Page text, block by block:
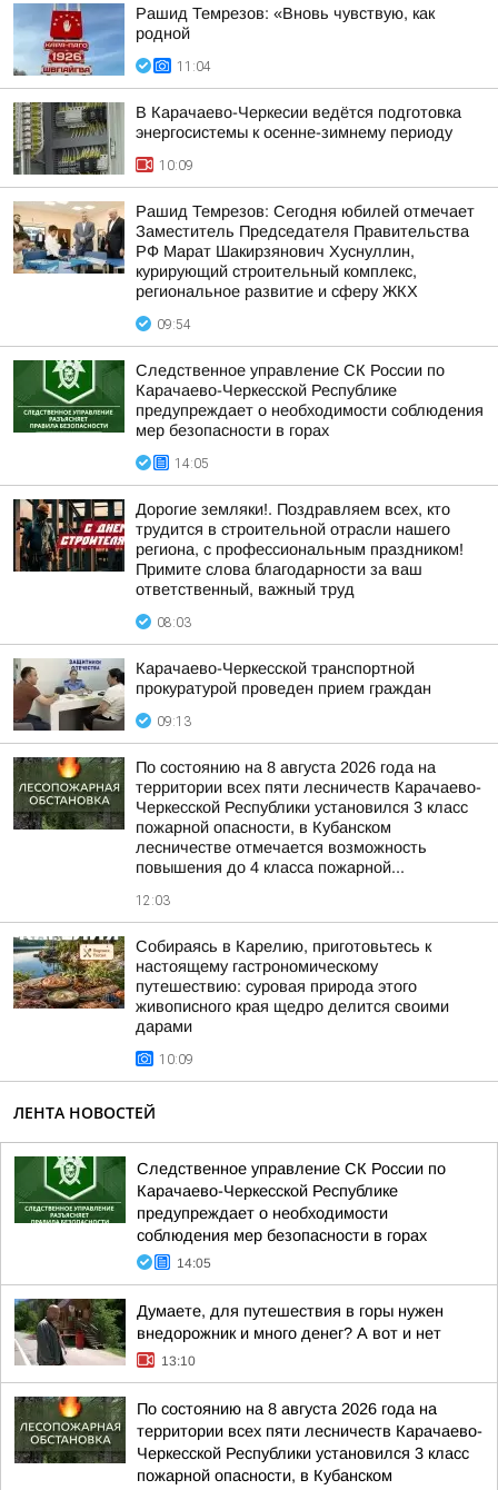
Рашид Темрезов: «Вновь чувствую, как
родной
11:04
В Карачаево-Черкесии ведётся подготовка
энергосистемы к осенне-зимнему периоду
10:09
Рашид Темрезов: Сегодня юбилей отмечает
Заместитель Председателя Правительства
РФ Марат Шакирзянович Хуснуллин,
курирующий строительный комплекс,
региональное развитие и сферу ЖКХ
09:54
Следственное управление СК России по
Карачаево-Черкесской Республике
предупреждает о необходимости соблюдения
мер безопасности в горах
14:05
Дорогие земляки!. Поздравляем всех, кто
трудится в строительной отрасли нашего
региона, с профессиональным праздником!
Примите слова благодарности за ваш
ответственный, важный труд
08:03
Карачаево-Черкесской транспортной
прокуратурой проведен прием граждан
09:13
По состоянию на 8 августа 2026 года на
территории всех пяти лесничеств Карачаево-
Черкесской Республики установился 3 класс
пожарной опасности, в Кубанском
лесничестве отмечается возможность
повышения до 4 класса пожарной...
12:03
Собираясь в Карелию, приготовьтесь к
настоящему гастрономическому
путешествию: суровая природа этого
живописного края щедро делится своими
дарами
10:09
ЛЕНТА НОВОСТЕЙ
Следственное управление СК России по
Карачаево-Черкесской Республике
предупреждает о необходимости
соблюдения мер безопасности в горах
14:05
Думаете, для путешествия в горы нужен
внедорожник и много денег? А вот и нет
13:10
По состоянию на 8 августа 2026 года на
территории всех пяти лесничеств Карачаево-
Черкесской Республики установился 3 класс
пожарной опасности, в Кубанском